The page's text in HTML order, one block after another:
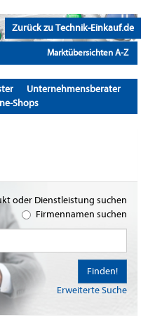
Zurück zu Technik-Einkauf.de
Marktübersichten A-Z
Unternehmensberater
Shops
oder Dienstleistung suchen
Firmennamen suchen
Erweiterte Suche
Finden!